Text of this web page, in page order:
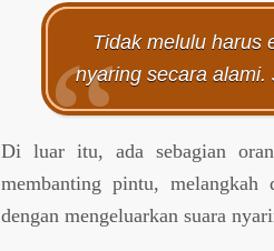
Tidak melulu harus
nyaring secara alami.
Di luar itu, ada sebagian
membanting pintu,
dengan mengeluarkan suara